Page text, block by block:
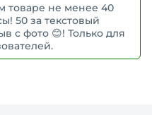
товаре не менее 40
50 за текстовый
с фото 😊! Только для